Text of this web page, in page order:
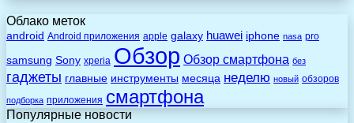
Облако меток
android Android приложения apple galaxy huawei iphone nasa pro
samsung Sony xperia Обзор Обзор смартфона без
гаджеты главные инструменты месяца неделю новый обзоров
подборка приложения смартфона
Популярные новости